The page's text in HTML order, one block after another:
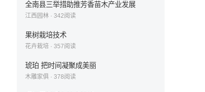
全南县三举措助推芳香苗木产业发展
江西园林 · 342阅读
果树栽培技术
花卉栽培 · 357阅读
琥珀 把时间凝聚成美丽
木雕家俱 · 378阅读